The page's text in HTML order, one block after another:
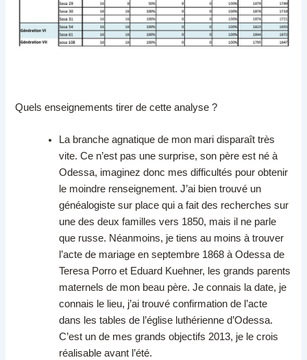
Quels enseignements tirer de cette analyse ?
La branche agnatique de mon mari disparaît très
vite. Ce n’est pas une surprise, son père est né à
Odessa, imaginez donc mes difficultés pour obtenir
le moindre renseignement. J’ai bien trouvé un
généalogiste sur place qui a fait des recherches sur
une des deux familles vers 1850, mais il ne parle
que russe. Néanmoins, je tiens au moins à trouver
l’acte de mariage en septembre 1868 à Odessa de
Teresa Porro et Eduard Kuehner, les grands parents
maternels de mon beau père. Je connais la date, je
connais le lieu, j’ai trouvé confirmation de l’acte
dans les tables de l’église luthérienne d’Odessa.
C’est un de mes grands objectifs 2013, je le crois
réalisable avant l’été.